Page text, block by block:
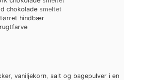
chokolade smeltet
hindbær
vaniljekorn, salt og bagepulver i en